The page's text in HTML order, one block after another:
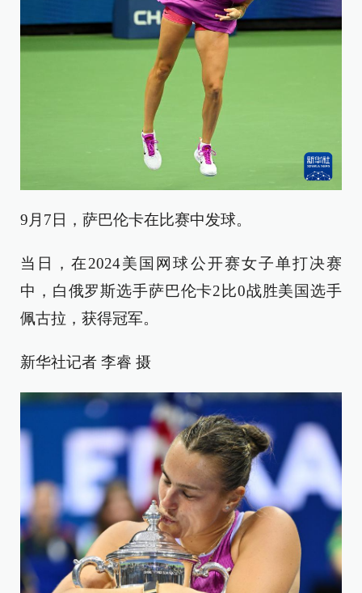
9月7日，萨巴伦卡在比赛中发球。
当日，在2024美国网球公开赛女子单打决赛
中，白俄罗斯选手萨巴伦卡2比0战胜美国选手
佩古拉，获得冠军。
新华社记者 李睿 摄